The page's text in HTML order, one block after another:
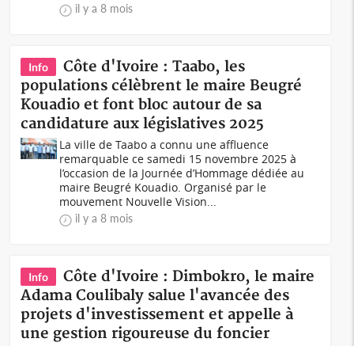
il y a 8 mois
Info
Côte d'Ivoire : Taabo, les
populations célèbrent le maire Beugré
Kouadio et font bloc autour de sa
candidature aux législatives 2025
La ville de Taabo a connu une affluence
remarquable ce samedi 15 novembre 2025 à
l’occasion de la Journée d’Hommage dédiée au
maire Beugré Kouadio. Organisé par le
mouvement Nouvelle Vision...
il y a 8 mois
Info
Côte d'Ivoire : Dimbokro, le maire
Adama Coulibaly salue l'avancée des
projets d'investissement et appelle à
une gestion rigoureuse du foncier